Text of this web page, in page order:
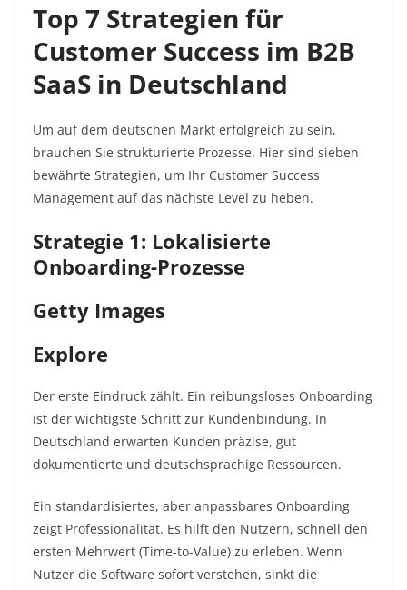
Top 7 Strategien für
Customer Success im B2B
SaaS in Deutschland
Um auf dem deutschen Markt erfolgreich zu sein,
brauchen Sie strukturierte Prozesse. Hier sind sieben
bewährte Strategien, um Ihr Customer Success
Management auf das nächste Level zu heben.
Strategie 1: Lokalisierte
Onboarding-Prozesse
Getty Images
Explore
Der erste Eindruck zählt. Ein reibungsloses Onboarding
ist der wichtigste Schritt zur Kundenbindung. In
Deutschland erwarten Kunden präzise, gut
dokumentierte und deutschsprachige Ressourcen.
Ein standardisiertes, aber anpassbares Onboarding
zeigt Professionalität. Es hilft den Nutzern, schnell den
ersten Mehrwert (Time-to-Value) zu erleben. Wenn
Nutzer die Software sofort verstehen, sinkt die